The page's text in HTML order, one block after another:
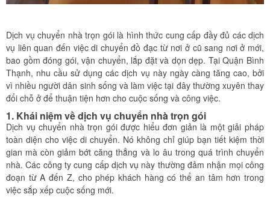
Dịch vụ chuyển nhà trọn gói là hình thức cung cấp đầy đủ các dịch
vụ liên quan đến việc di chuyển đồ đạc từ nơi ở cũ sang nơi ở mới,
bao gồm đóng gói, vận chuyển, lắp đặt và dọn dẹp. Tại Quận Bình
Thạnh, nhu cầu sử dụng các dịch vụ này ngày càng tăng cao, bởi
vì nhiều người dân sinh sống và làm việc tại đây thường xuyên thay
đổi chỗ ở để thuận tiện hơn cho cuộc sống và công việc.
1. Khái niệm về dịch vụ chuyển nhà trọn gói
Dịch vụ chuyển nhà trọn gói được hiểu đơn giản là một giải pháp
toàn diện cho việc di chuyển. Nó không chỉ giúp bạn tiết kiệm thời
gian mà còn giảm bớt căng thẳng và lo âu trong quá trình chuyển
nhà. Các công ty cung cấp dịch vụ này thường đảm nhận mọi công
đoạn từ A đến Z, cho phép khách hàng có thể an tâm hơn trong
việc sắp xếp cuộc sống mới.